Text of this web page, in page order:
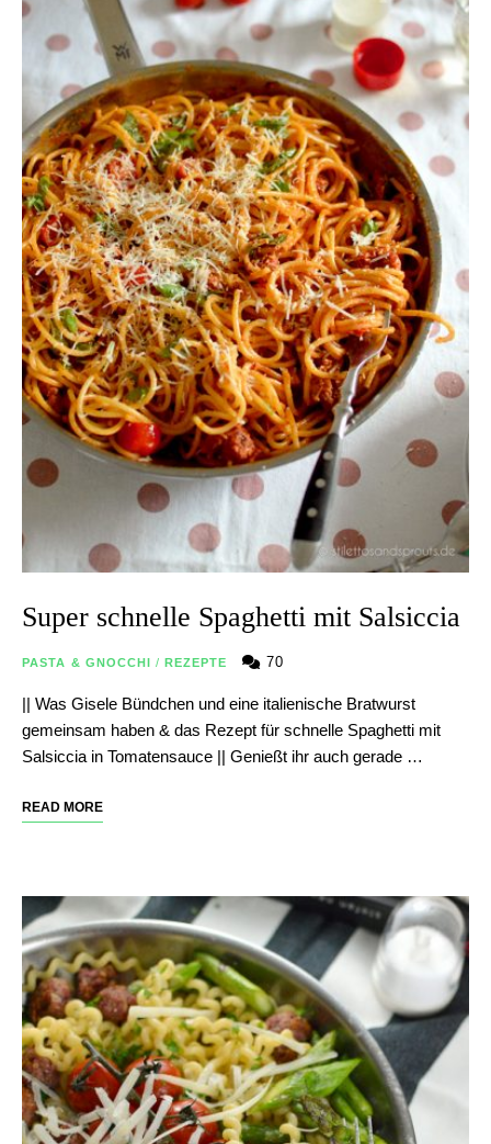
Super schnelle Spaghetti mit Salsiccia
PASTA & GNOCCHI / REZEPTE 70
|| Was Gisele Bündchen und eine italienische Bratwurst
gemeinsam haben & das Rezept für schnelle Spaghetti mit
Salsiccia in Tomatensauce || Genießt ihr auch gerade …
READ MORE